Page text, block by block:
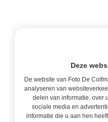
Deze
De website van Foto De
analyseren van
delen van informatie, over
sociale media en
informatie die u aan hen